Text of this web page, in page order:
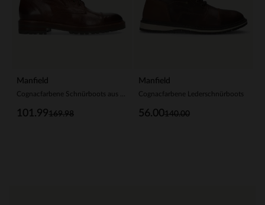
Manfield
169.98
101.99
Manfield
Cognacfarbene Lederschnürboots
140.00
56.00